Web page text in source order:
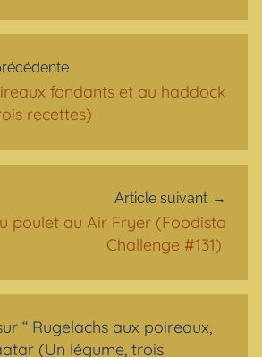
fondants et au haddock
recettes)
Article suivant
poulet au Air Fryer (Foodista
Challenge #131)
“ Rugelachs aux poireaux,
(Un légume, trois